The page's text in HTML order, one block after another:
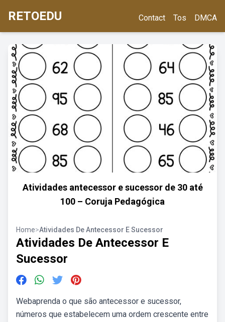
RETOEDU Contact Tos DMCA
Atividades antecessor e sucessor de 30 até
100 – Coruja Pedagógica
Home>Atividades De Antecessor E Sucessor
Atividades De Antecessor E
Sucessor
Webaprenda o que são antecessor e sucessor,
números que estabelecem uma ordem crescente entre